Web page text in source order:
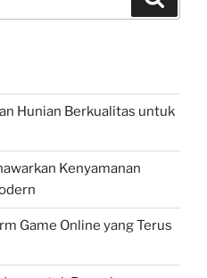
Hunian Berkualitas untuk
Kenyamanan
Game Online yang Terus